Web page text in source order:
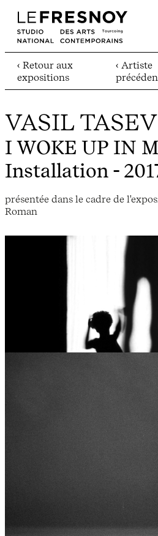
‹ Retour aux
expositions
‹ Artiste
VASIL
I WOKE UP IN
Installation -
présentée dans le cadre de
Roman